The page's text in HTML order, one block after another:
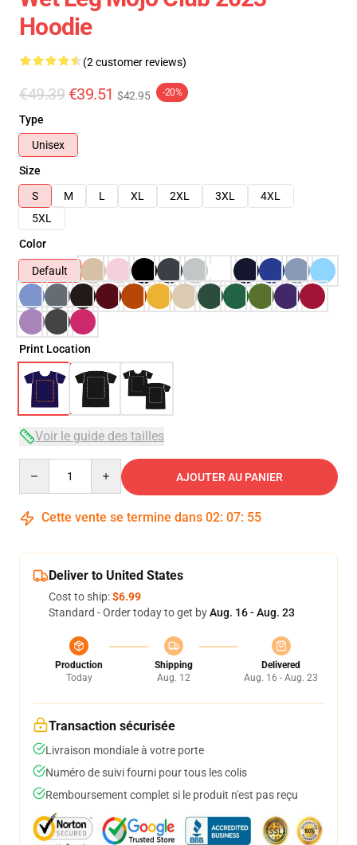
Hoodie
(2 customer reviews)
€49.39 €39.51 $42.95 -20%
Type
Unisex
Size
S
M L XL 2XL 3XL
4XL
5XL
Color
Default
Print Location
Voir le guide des tailles
AJOUTER AU PANIER
Cette vente se termine dans 02: 07: 54
Deliver to United States
Cost to ship:$6.99
Standard - Order today to get byAug. 16 - Aug. 23
Production
Today
Shipping
Aug. 12
Delivered
Aug. 16 - Aug. 23
Transaction sécurisée
Livraison mondiale à votre porte
Numéro de suivi fourni pour tous les colis
Remboursement complet si le produit n'est pas reçu